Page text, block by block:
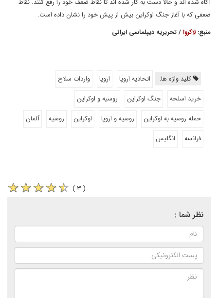
آگاه شده اند و حالا دست به کار شده اند تا نقاط ضعف خود را رفع کنند. نقاط
ضعفی که با آغاز جنگ اوکراین بیش از پیش خود را نشان داده است.
منبع: لاکروا/ تحریریه دیپلماسی ایرانی
کلید واژه ها: اتحادیه اروپا اروپا
واردات سلاح
خرید اسلحه
جنگ اوکراین
روسیه و اوکراین
حمله روسیه به اوکراین
روسیه و اروپا اوکراین روسیه
آلمان
فرانسه
انگلیس
( ۳ )
نظر شما :